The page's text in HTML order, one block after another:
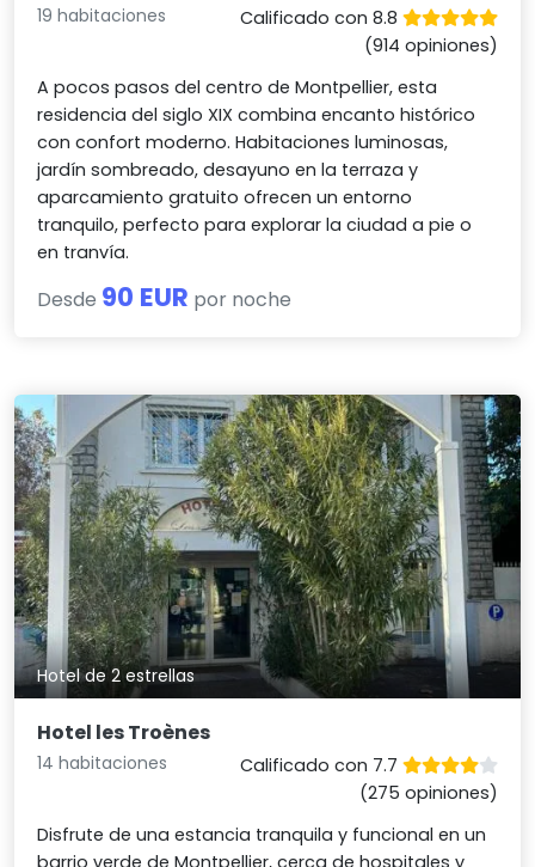
19 habitaciones
Calificado con 8.8
(914 opiniones)
A pocos pasos del centro de Montpellier, esta
residencia del siglo XIX combina encanto histórico
con confort moderno. Habitaciones luminosas,
jardín sombreado, desayuno en la terraza y
aparcamiento gratuito ofrecen un entorno
tranquilo, perfecto para explorar la ciudad a pie o
en tranvía.
Desde 90 EUR por noche
Hotel de 2 estrellas
Hotel les Troènes
14 habitaciones
Calificado con 7.7
(275 opiniones)
Disfrute de una estancia tranquila y funcional en un